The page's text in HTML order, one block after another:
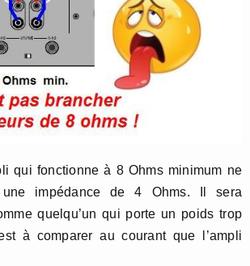
qui fonctionne à 8 Ohms minimum ne
impédance de 4 Ohms. Il sera
quelqu’un qui porte un poids trop
à comparer au courant que l’ampli